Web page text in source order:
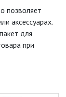
позволяет
аксессуарах.
для
при